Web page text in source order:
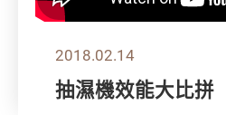
2018.02.14
抽濕機效能大比拼